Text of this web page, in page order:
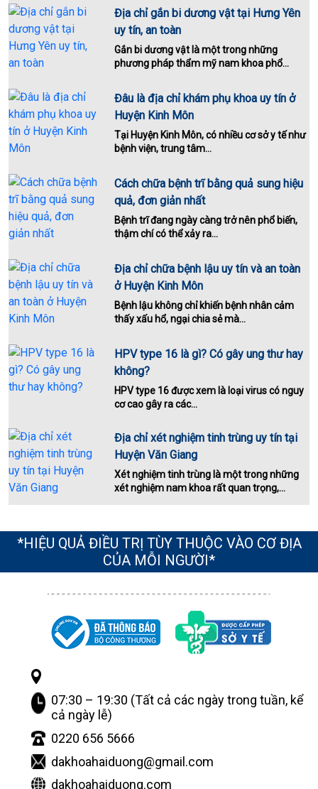
Địa chỉ gắn bi dương vật tại Hưng Yên
uy tín, an toàn
Gắn bi dương vật là một trong những
phương pháp thẩm mỹ nam khoa phổ...
Đâu là địa chỉ khám phụ khoa uy tín ở
Huyện Kinh Môn
Tại Huyện Kinh Môn, có nhiều cơ sở y tế như
bệnh viện, trung tâm...
Cách chữa bệnh trĩ bằng quả sung hiệu
quả, đơn giản nhất
Bệnh trĩ đang ngày càng trở nên phổ biến,
thậm chí có thể xảy ra...
Địa chỉ chữa bệnh lậu uy tín và an toàn
ở Huyện Kinh Môn
Bệnh lậu không chỉ khiến bệnh nhân cảm
thấy xấu hổ, ngại chia sẻ mà...
HPV type 16 là gì? Có gây ung thư hay
không?
HPV type 16 được xem là loại virus có nguy
cơ cao gây ra các...
Địa chỉ xét nghiệm tinh trùng uy tín tại
Huyện Văn Giang
Xét nghiệm tinh trùng là một trong những
xét nghiệm nam khoa rất quan trọng,...
*HIỆU QUẢ ĐIỀU TRỊ TÙY THUỘC VÀO CƠ ĐỊA
CỦA MỖI NGƯỜI*
07:30 – 19:30 (Tất cả các ngày trong tuần, kể
cả ngày lễ)
0220 656 5666
dakhoahaiduong@gmail.com
dakhoahaiduong.com